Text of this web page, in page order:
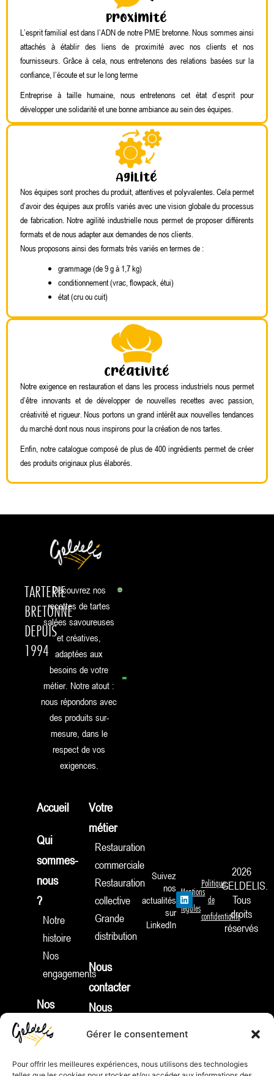
Gérer le consentement
Pour offrir les meilleures expériences, nous utilisons des technologies
Proximité
L’esprit familial est dans l’ADN de notre PME bretonne. Nous sommes ainsi
attachés à établir des liens de proximité avec nos clients et nos
fournisseurs. Grâce à cela, nous entretenons des relations basées sur la
confiance, l’écoute et sur le long terme
Entreprise à taille humaine, nous entretenons cet état d’esprit pour
développer une solidarité et une bonne ambiance au sein des équipes.
Agilité
Nos équipes sont proches du produit, attentives et polyvalentes. Cela permet
d’avoir des équipes aux profils variés avec une vision globale du processus
de fabrication. Notre agilité industrielle nous permet de proposer différents
formats et de nous adapter aux demandes de nos clients.
Nous proposons ainsi des formats très variés en termes de :
grammage (de 9 g à 1,7 kg)
conditionnement (vrac, flowpack, étui)
état (cru ou cuit)
Créativité
Notre exigence en restauration et dans les process industriels nous permet
d’être innovants et de développer de nouvelles recettes avec passion,
créativité et rigueur. Nous portons un grand intérêt aux nouvelles tendances
du marché dont nous nous inspirons pour la création de nos tartes.
Enfin, notre catalogue composé de plus de 400 ingrédients permet de créer
des produits originaux plus élaborés.
TARTERIE
BRETONNE
DEPUIS
1994
Découvrez nos
recettes de tartes
salées savoureuses
et créatives,
adaptées aux
besoins de votre
métier. Notre atout :
nous répondons avec
des produits sur-
mesure, dans le
respect de vos
exigences.
Accueil
Qui
sommes-
nous
?
Notre
histoire
Nos
engagements
Nos
produits
Apéritifs
Votre
métier
Restauration
commerciale
Restauration
collective
Grande
distribution
Nous
contacter
Nous
rejoindre
Identifiant
2026
GELDELIS.
Tous
droits
réservés
Mentions
légales
Politique
de
confidentialité
Suivez
nos
actualités
sur
LinkedIn
L
i
n